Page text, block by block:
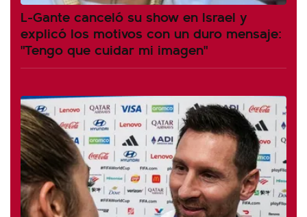
L-Gante canceló su show en Israel y
explicó los motivos con un duro mensaje:
"Tengo que cuidar mi imagen"